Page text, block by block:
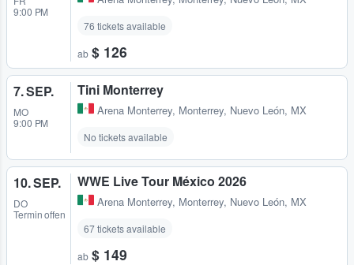
9:00 PM
76 tickets available
ab $ 126
7. SEP.
MO
9:00 PM
Tini Monterrey
Arena Monterrey, Monterrey, Nuevo León, MX
No tickets available
10. SEP.
DO
Termin offen
WWE Live Tour México 2026
Arena Monterrey, Monterrey, Nuevo León, MX
67 tickets available
ab $ 149